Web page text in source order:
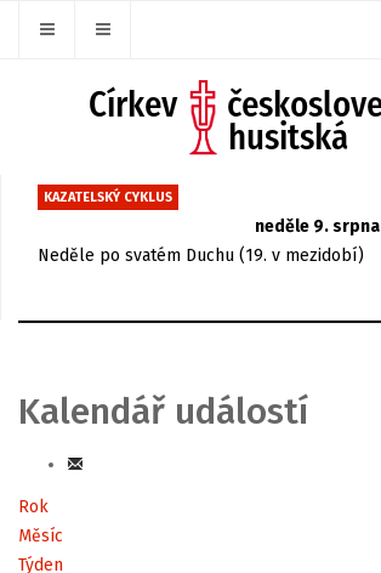
KAZATELSKÝ CYKLUS
neděle 9. srpna
Neděle po svatém Duchu (19. v mezidobí)
Kalendář událostí
Rok
Měsíc
Týden